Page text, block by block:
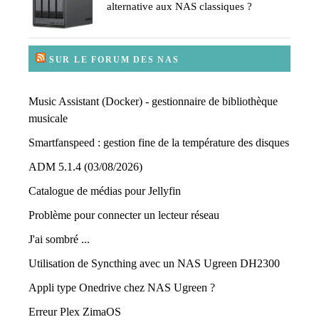
alternative aux NAS classiques ?
SUR LE FORUM DES NAS
Music Assistant (Docker) - gestionnaire de bibliothèque
musicale
Smartfanspeed : gestion fine de la température des disques
ADM 5.1.4 (03/08/2026)
Catalogue de médias pour Jellyfin
Problème pour connecter un lecteur réseau
J'ai sombré ...
Utilisation de Syncthing avec un NAS Ugreen DH2300
Appli type Onedrive chez NAS Ugreen ?
Erreur Plex ZimaOS